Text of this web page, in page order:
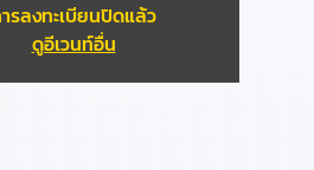
รลงทะเบียนปิดแล้ว
ดูอีเวนท์อื่น